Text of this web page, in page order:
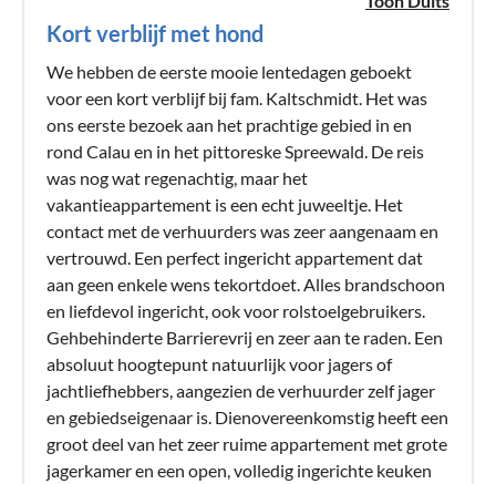
Kort verblijf met hond
We hebben de eerste mooie lentedagen geboekt
voor een kort verblijf bij fam. Kaltschmidt. Het was
ons eerste bezoek aan het prachtige gebied in en
rond Calau en in het pittoreske Spreewald. De reis
was nog wat regenachtig, maar het
vakantieappartement is een echt juweeltje. Het
contact met de verhuurders was zeer aangenaam en
vertrouwd. Een perfect ingericht appartement dat
aan geen enkele wens tekortdoet. Alles brandschoon
en liefdevol ingericht, ook voor rolstoelgebruikers.
Gehbehinderte Barrierevrij en zeer aan te raden. Een
absoluut hoogtepunt natuurlijk voor jagers of
jachtliefhebbers, aangezien de verhuurder zelf jager
en gebiedseigenaar is. Dienovereenkomstig heeft een
groot deel van het zeer ruime appartement met grote
jagerkamer en een open, volledig ingerichte keuken